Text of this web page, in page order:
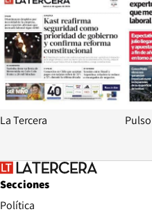
La Tercera Pulso
Secciones
Política